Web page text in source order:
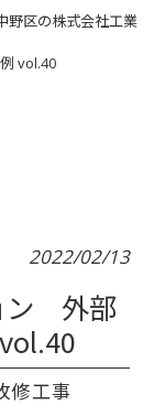
野区の株式会社工業
vol.40
2022/02/13
ン 外部
工事